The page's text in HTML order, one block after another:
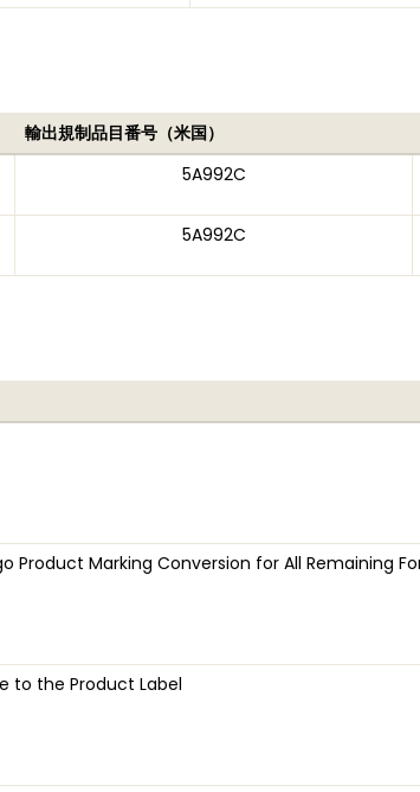
輸出規制品目番号（米国）
5A992C
5A992C
Product Marking Conversion for All Remaining
to the Product Label